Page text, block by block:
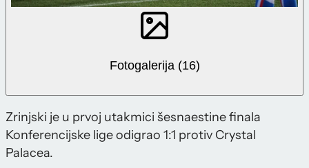
Fotogalerija (16)
Zrinjski je u prvoj utakmici šesnaestine finala
Konferencijske lige odigrao 1:1 protiv Crystal
Palacea.